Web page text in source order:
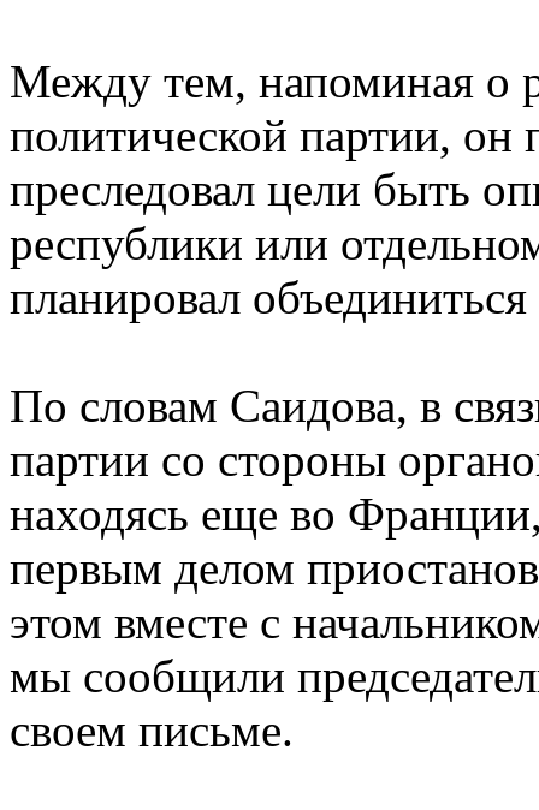
Между тем, напоминая о
политической партии, он
преследовал цели быть
республики или
планировал
По словам Саидова, в
партии со стороны
находясь еще во
первым делом
этом вместе с
мы сообщили
своем письме.